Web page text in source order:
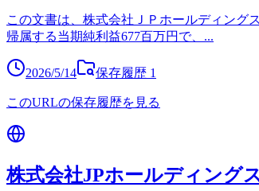
この文書は、株式会社ＪＰホールディング
帰属する当期純利益677百万円で、 ...
2026/5/14 保存履歴 1
このURLの保存履歴を見る
株式会社JPホールディング